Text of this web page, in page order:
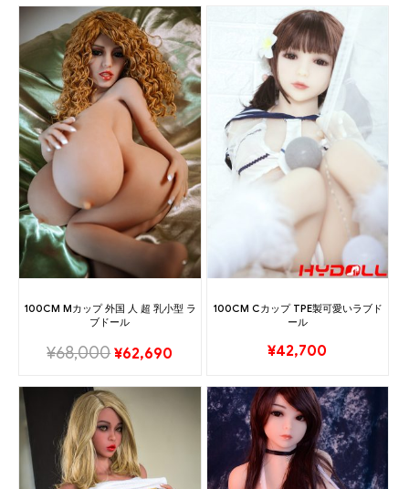
100CM Mカップ 外国 人 超 乳小型 ラ
ブドール
¥68,000 ¥62,690
100CM Cカップ TPE製可愛いラブド
ール
¥42,700